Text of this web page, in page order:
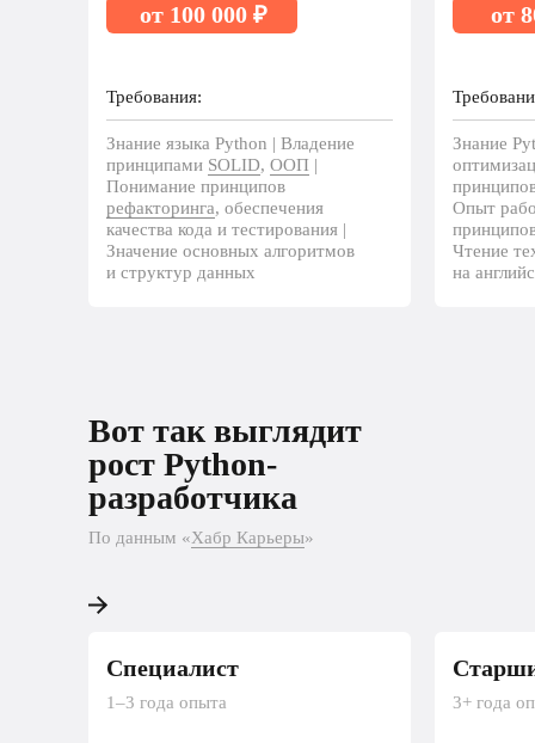
Требования:
Знание языка Python | Владение
принципами SOLID, ООП |
Понимание принципов
рефакторинга, обеспечения
качества кода и тестирования |
Значение основных алгоритмов
и структур данных
от 100 000 ₽
Знание
Опыт
Чтение
на
от
Вот так выглядит
рост Python-
разработчика
По данным «Хабр Карьеры»
разработчика
По данным «Хабр Карьеры»
Специалист
1–3 года опыта 3+ года